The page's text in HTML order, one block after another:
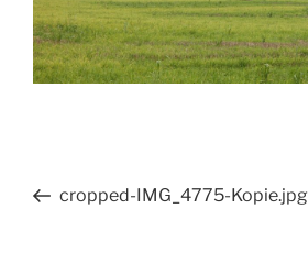
Beitragsnavigation
Vorheriger
cropped-IMG_4775-Kopie.jpg